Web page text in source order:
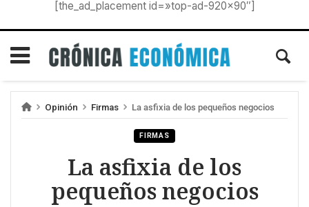
[the_ad_placement id=»top-ad-920×90″]
Opinión Firmas La asfixia de los pequeños negocios
FIRMAS
La asfixia de los
pequeños negocios